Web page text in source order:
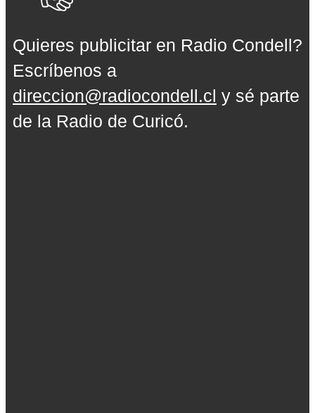
Quieres publicitar en Radio Condell?
Escríbenos a
direccion@radiocondell.cl y sé parte
de la Radio de Curicó.